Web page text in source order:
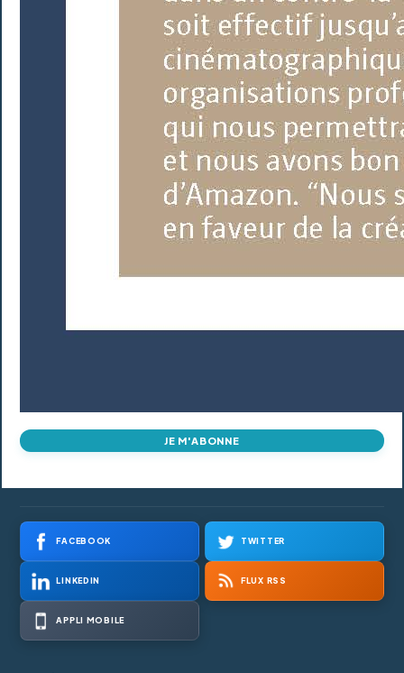
JE M'ABONNE
FACEBOOK TWITTER
LINKEDIN FLUX RSS
APPLI MOBILE